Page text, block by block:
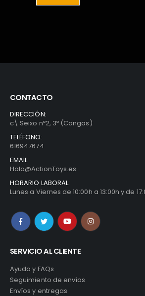
CONTACTO
DIRECCIÓN:
c\ Seixo nº2, 3º (Cangas)
TELÉFONO:
616947674
EMAIL:
Hola@ActionToys.es
HORARIO LABORAL:
Lunes a Viernes de 10:00h a 13:00h y de
SERVICIO AL CLIENTE
Ayuda y FAQs
Seguimiento de envíos
Envíos y entregas